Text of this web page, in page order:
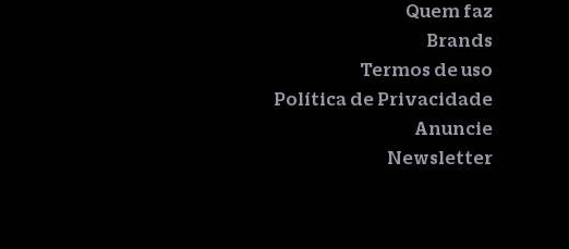
Quem faz
Brands
Termos de uso
Política de Privacidade
Anuncie
Newsletter